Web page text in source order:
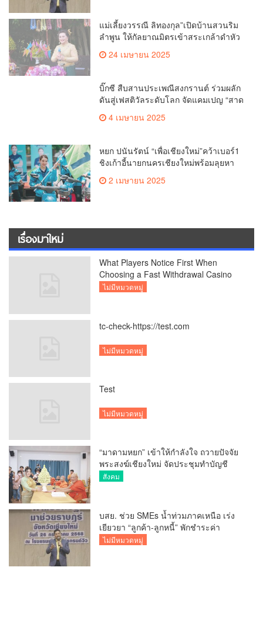
แม่เลี้ยงวรรณี ลิทองกุล”เปิดบ้านสวนริม
ลำพูน ให้กัลยาณมิตรเข้าสระเกล้าดำหัว
เพื่อสืบสาน อนุรักษ์ประเพณีอันดีงามที่
24 เมษายน 2025
บิ๊กซี สืบสานประเพณีสงกรานต์ ร่วมผลัก
ดันสู่เฟสติวัลระดับโลก จัดแคมเปญ “สาด
สูงสุด 50% กระตุ้นการเดินทางนักท่อง
2,132 ล้านบาท
4 เมษายน 2025
หยก ปนันรัตน์ “เพื่อเชียงใหม่”คว้าเบอร์1
ชิงเก้าอี้นายกนครเชียงใหม่พร้อมลุยหา
เสียงเต็มที่
2 เมษายน 2025
เรื่องมาใหม่
What Players Notice First When
Choosing a Fast Withdrawal Casino
UK
ไม่มีหมวดหมู่
tc-check-https://test.com
ไม่มีหมวดหมู่
Test
ไม่มีหมวดหมู่
“มาดามหยก” เข้าให้กำลังใจ ถวายปัจจัย
พระสงฆ์เชียงใหม่ จัดประชุมทำบัญชี
รายรับรายจ่ายของวัด กว่า 300 รูป ที่วัด
สังคม
บสย. ช่วย SMEs น้ำท่วมภาคเหนือ เร่ง
เยียวยา “ลูกค้า-ลูกหนี้” พักชำระค่า
ธรรมเนียม-ค่างวด
ไม่มีหมวดหมู่